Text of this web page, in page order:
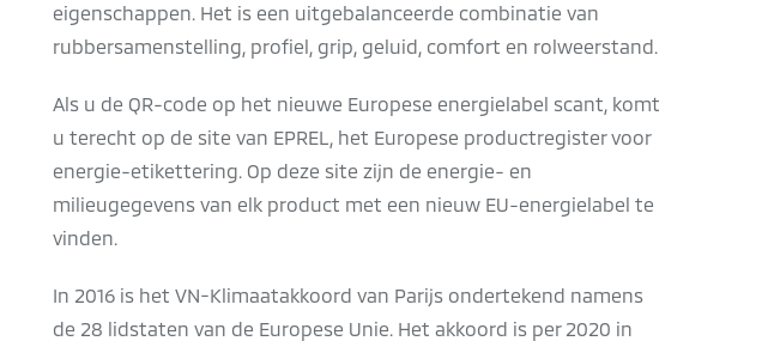
eigenschappen. Het is een uitgebalanceerde combinatie van
rubbersamenstelling, profiel, grip, geluid, comfort en rolweerstand.
Als u de QR-code op het nieuwe Europese energielabel scant, komt
u terecht op de site van EPREL, het Europese productregister voor
energie-etikettering. Op deze site zijn de energie- en
milieugegevens van elk product met een nieuw EU-energielabel te
vinden.
In 2016 is het VN-Klimaatakkoord van Parijs ondertekend namens
de 28 lidstaten van de Europese Unie. Het akkoord is per 2020 in